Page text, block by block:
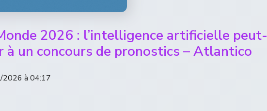
2026 : l’intelligence artificielle peut-
à un concours de pronostics – Atlantico
2026 à 04:17